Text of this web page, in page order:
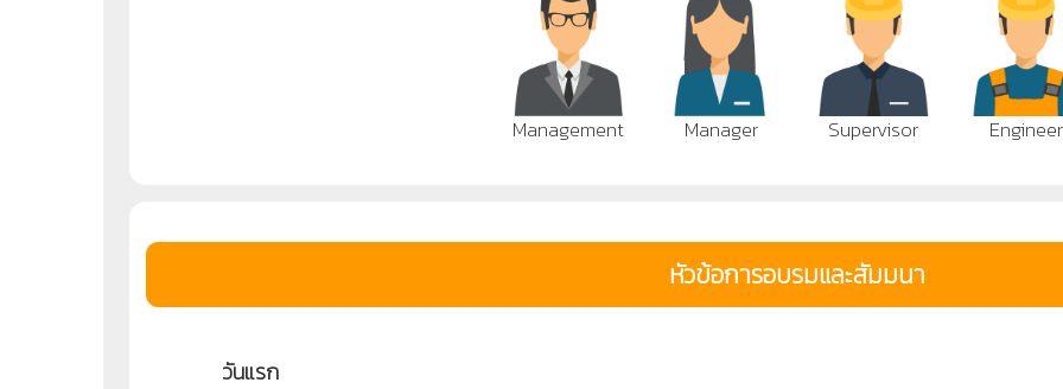
Management Manager Supervisor Engineer
หัวข้อการอบรมและสัมมนา
วันแรก